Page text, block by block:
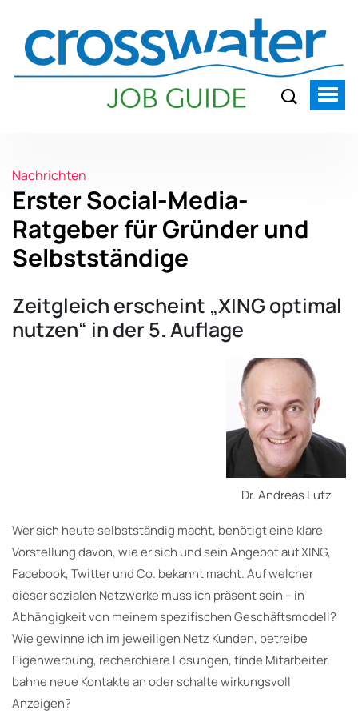
Nachrichten
Erster Social-Media-
Ratgeber für Gründer und
Selbstständige
Zeitgleich erscheint „XING optimal
nutzen“ in der 5. Auflage
Dr. Andreas Lutz
Wer sich heute selbstständig macht, benötigt eine klare
Vorstellung davon, wie er sich und sein Angebot auf XING,
Facebook, Twitter und Co. bekannt macht. Auf welcher
dieser sozialen Netzwerke muss ich präsent sein – in
Abhängigkeit von meinem spezifischen Geschäftsmodell?
Wie gewinne ich im jeweiligen Netz Kunden, betreibe
Eigenwerbung, recherchiere Lösungen, finde Mitarbeiter,
bahne neue Kontakte an oder schalte wirkungsvoll
Anzeigen?